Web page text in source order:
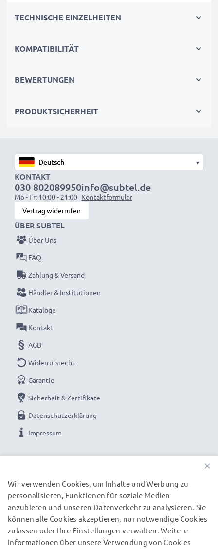
Input:12V / 24V
Ausgangsspannung / Output Volt:
Leistung / Power Watt:
★ 3 Jahre Garantie ★
Als internationaler Fachhändler seit 2004 wissen wir,
worauf es bei hochwertigen Produkten ankommt.
Darum gewähren wir Ihnen eine 36 monatige
Garantie!
TECHNISCHE EINZELHEITEN
KOMPATIBILITÄT
BEWERTUNGEN
PRODUKTSICHERHEIT
▾
KONTAKT
030 802089950
Mo - Fr: 10:00 - 21:00
info@subtel.de
Kontaktformular
Vertrag widerrufen
ÜBER SUBTEL
Über Uns
FAQ
Zahlung & Versand
Händler & Institutionen
Kataloge
Kontakt
AGB
Widerrufsrecht
Garantie
Sicherheit & Zertifikate
Datenschutzerklärung
Impressum
UNSERE VERSANDPARTNER
© subtel.de 2026
Alle Preise verstehen sich inklusive Mehrwertsteuer und
×
Wir verwenden Cookies, um Inhalte und Werbung zu
personalisieren, Funktionen für soziale Medien
anzubieten und unseren Datenverkehr zu analysieren. Sie
können alle Cookies akzeptieren, nur notwendige Cookies
zulassen oder Ihre Einstellungen verwalten. Weitere
Informationen über unsere Verwendung von Cookies